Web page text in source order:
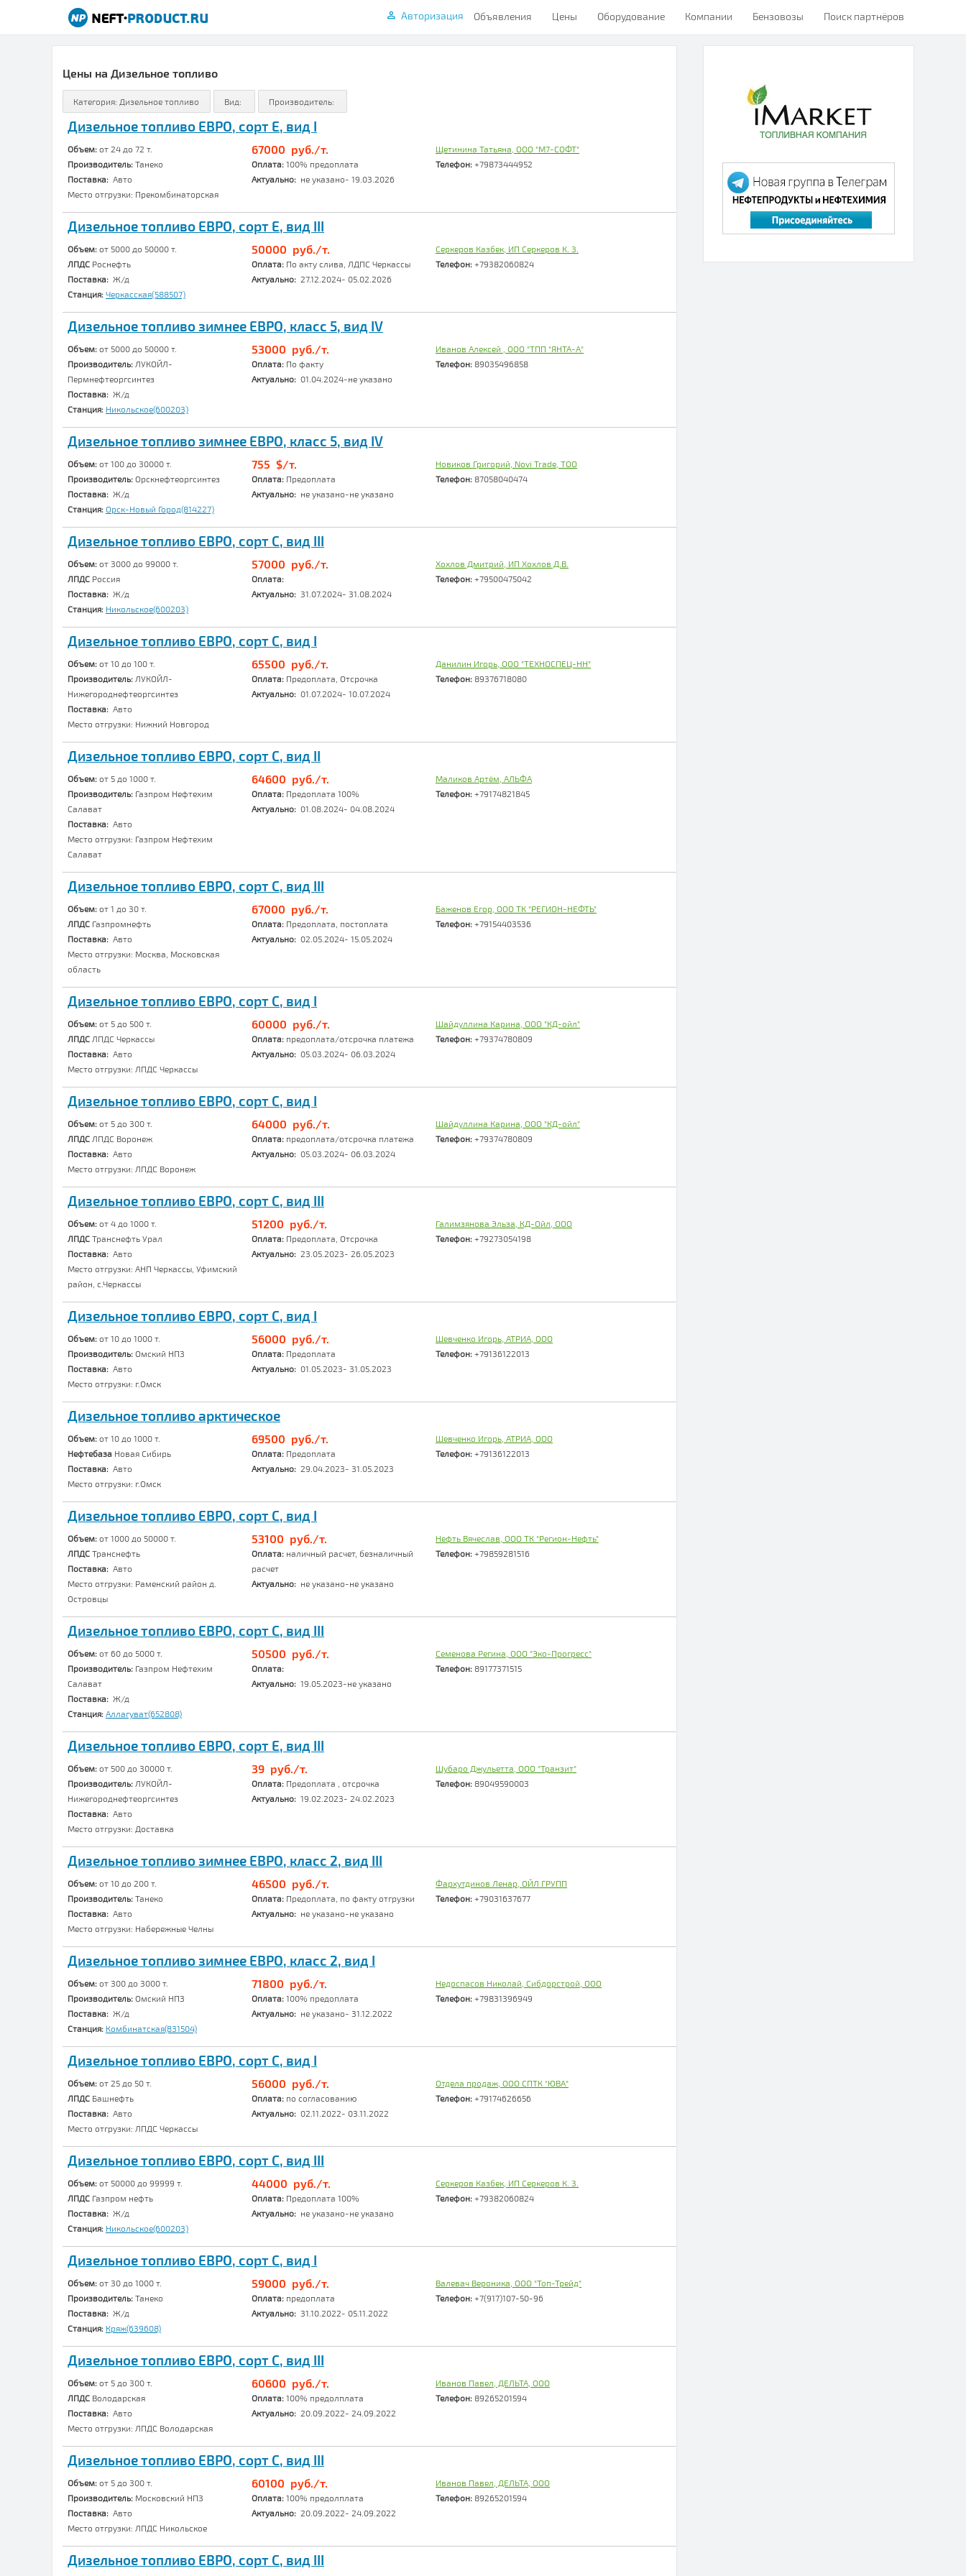
Объявления Цены Оборудование Компании Бензовозы Поиск партнёров
Авторизация
Цены на Дизельное топливо
Дизельное топливо ЕВРО, сорт E, вид I
Объем: от 24 до 72 т.
Производитель: Танеко
Поставка: Авто
Место отгрузки: Прекомбинаторская
67000 руб./т.
Оплата: 100% предоплата
Актуально: не указано- 19.03.2026
Щетинина Татьяна, ООО "М7-СОФТ"
Телефон: +79873444952
Дизельное топливо ЕВРО, сорт E, вид III
Объем: от 5000 до 50000 т.
ЛПДС Роснефть
Поставка: Ж/д
Станция: Черкасская(588507)
50000 руб./т.
Оплата: По акту слива, ЛДПС Черкассы
Актуально: 27.12.2024- 05.02.2026
Серкеров Казбек, ИП Серкеров К. З.
Телефон: +79382060824
Дизельное топливо зимнее ЕВРО, класс 5, вид IV
Объем: от 5000 до 50000 т.
Производитель: ЛУКОЙЛ-
Пермнефтеоргсинтез
Поставка: Ж/д
Станция: Никольское(600203)
53000 руб./т.
Оплата: По факту
Актуально: 01.04.2024-не указано
Иванов Алексей , ООО "ТПП "ЯНТА-А"
Телефон: 89035496858
Дизельное топливо зимнее ЕВРО, класс 5, вид IV
Объем: от 100 до 30000 т.
Производитель: Орскнефтеоргсинтез
Поставка: Ж/д
Станция: Орск-Новый Город(814227)
755 $/т.
Оплата: Предоплата
Актуально: не указано-не указано
Новиков Григорий, Novi Trade, ТОО
Телефон: 87058040474
Дизельное топливо ЕВРО, сорт C, вид III
Объем: от 3000 до 99000 т.
ЛПДС Россия
Поставка: Ж/д
Станция: Никольское(600203)
57000 руб./т.
Оплата:
Актуально: 31.07.2024- 31.08.2024
Хохлов Дмитрий, ИП Хохлов Д.В.
Телефон: +79500475042
Дизельное топливо ЕВРО, сорт C, вид I
Объем: от 10 до 100 т.
Производитель: ЛУКОЙЛ-
Нижегороднефтеоргсинтез
Поставка: Авто
Место отгрузки: Нижний Новгород
65500 руб./т.
Оплата: Предоплата, Отсрочка
Актуально: 01.07.2024- 10.07.2024
Данилин Игорь, ООО "ТЕХНОСПЕЦ-НН"
Телефон: 89376718080
Дизельное топливо ЕВРО, сорт C, вид II
Объем: от 5 до 1000 т.
Производитель: Газпром Нефтехим
Салават
Поставка: Авто
Место отгрузки: Газпром Нефтехим
Салават
64600 руб./т.
Оплата: Предоплата 100%
Актуально: 01.08.2024- 04.08.2024
Маликов Артём, АЛЬФА
Телефон: +79174821845
Дизельное топливо ЕВРО, сорт C, вид III
Объем: от 1 до 30 т.
ЛПДС Газпромнефть
Поставка: Авто
Место отгрузки: Москва, Московская
область
67000 руб./т.
Оплата: Предоплата, постоплата
Актуально: 02.05.2024- 15.05.2024
Баженов Егор, ООО ТК "РЕГИОН-НЕФТЬ"
Телефон: +79154403536
Дизельное топливо ЕВРО, сорт C, вид I
Объем: от 5 до 500 т.
ЛПДС ЛПДС Черкассы
Поставка: Авто
Место отгрузки: ЛПДС Черкассы
60000 руб./т.
Оплата: предоплата/отсрочка платежа
Актуально: 05.03.2024- 06.03.2024
Шайдуллина Карина, ООО "КД-ойл"
Телефон: +79374780809
Дизельное топливо ЕВРО, сорт C, вид I
Объем: от 5 до 300 т.
ЛПДС ЛПДС Воронеж
Поставка: Авто
Место отгрузки: ЛПДС Воронеж
64000 руб./т.
Оплата: предоплата/отсрочка платежа
Актуально: 05.03.2024- 06.03.2024
Шайдуллина Карина, ООО "КД-ойл"
Телефон: +79374780809
Дизельное топливо ЕВРО, сорт C, вид III
Объем: от 4 до 1000 т.
ЛПДС Транснефть Урал
Поставка: Авто
Место отгрузки: АНП Черкассы, Уфимский
район, с.Черкассы
51200 руб./т.
Оплата: Предоплата, Отсрочка
Актуально: 23.05.2023- 26.05.2023
Галимзянова Эльза, КД-Ойл, ООО
Телефон: +79273054198
Дизельное топливо ЕВРО, сорт C, вид I
Объем: от 10 до 1000 т.
Производитель: Омский НПЗ
Поставка: Авто
Место отгрузки: г.Омск
56000 руб./т.
Оплата: Предоплата
Актуально: 01.05.2023- 31.05.2023
Шевченко Игорь, АТРИА, ООО
Телефон: +79136122013
Дизельное топливо арктическое
Объем: от 10 до 1000 т.
Нефтебаза Новая Сибирь
Поставка: Авто
Место отгрузки: г.Омск
69500 руб./т.
Оплата: Предоплата
Актуально: 29.04.2023- 31.05.2023
Шевченко Игорь, АТРИА, ООО
Телефон: +79136122013
Дизельное топливо ЕВРО, сорт C, вид I
Объем: от 1000 до 50000 т.
ЛПДС Транснефть
Поставка: Авто
Место отгрузки: Раменский район д.
Островцы
53100 руб./т.
Оплата: наличный расчет, безналичный
расчет
Актуально: не указано-не указано
Нефть Вячеслав, ООО ТК "Регион-Нефть"
Телефон: +79859281516
Дизельное топливо ЕВРО, сорт C, вид III
Объем: от 60 до 5000 т.
Производитель: Газпром Нефтехим
Салават
Поставка: Ж/д
Станция: Аллагуват(652808)
50500 руб./т.
Оплата:
Актуально: 19.05.2023-не указано
Семенова Регина, ООО "Эко-Прогресс"
Телефон: 89177371515
Дизельное топливо ЕВРО, сорт E, вид III
Объем: от 500 до 30000 т.
Производитель: ЛУКОЙЛ-
Нижегороднефтеоргсинтез
Поставка: Авто
Место отгрузки: Доставка
39 руб./т.
Оплата: Предоплата , отсрочка
Актуально: 19.02.2023- 24.02.2023
Шубаро Джульетта, ООО "Транзит"
Телефон: 89049590003
Дизельное топливо зимнее ЕВРО, класс 2, вид III
Объем: от 10 до 200 т.
Производитель: Танеко
Поставка: Авто
Место отгрузки: Набережные Челны
46500 руб./т.
Оплата: Предоплата, по факту отгрузки
Актуально: не указано-не указано
Фархутдинов Ленар, ОЙЛ ГРУПП
Телефон: +79031637677
Дизельное топливо зимнее ЕВРО, класс 2, вид I
Объем: от 300 до 3000 т.
Производитель: Омский НПЗ
Поставка: Ж/д
Станция: Комбинатская(831504)
71800 руб./т.
Оплата: 100% предоплата
Актуально: не указано- 31.12.2022
Недоспасов Николай, Сибдорстрой, ООО
Телефон: +79831396949
Дизельное топливо ЕВРО, сорт C, вид I
Объем: от 25 до 50 т.
ЛПДС Башнефть
Поставка: Авто
Место отгрузки: ЛПДС Черкассы
56000 руб./т.
Оплата: по согласованию
Актуально: 02.11.2022- 03.11.2022
Отдела продаж, ООО СПТК "ЮВА"
Телефон: +79174626656
Дизельное топливо ЕВРО, сорт C, вид III
Объем: от 50000 до 99999 т.
ЛПДС Газпром нефть
Поставка: Ж/д
Станция: Никольское(600203)
44000 руб./т.
Оплата: Предоплата 100%
Актуально: не указано-не указано
Серкеров Казбек, ИП Серкеров К. З.
Телефон: +79382060824
Дизельное топливо ЕВРО, сорт C, вид I
Объем: от 30 до 1000 т.
Производитель: Танеко
Поставка: Ж/д
Станция: Кряж(639608)
59000 руб./т.
Оплата: предоплата
Актуально: 31.10.2022- 05.11.2022
Валевач Вероника, ООО "Топ-Трейд"
Телефон: +7(917)107-50-96
Дизельное топливо ЕВРО, сорт C, вид III
Объем: от 5 до 300 т.
ЛПДС Володарская
Поставка: Авто
Место отгрузки: ЛПДС Володарская
60600 руб./т.
Оплата: 100% предолплата
Актуально: 20.09.2022- 24.09.2022
Иванов Павел, ДЕЛЬТА, ООО
Телефон: 89265201594
Дизельное топливо ЕВРО, сорт C, вид III
Объем: от 5 до 300 т.
Производитель: Московский НПЗ
Поставка: Авто
Место отгрузки: ЛПДС Никольское
60100 руб./т.
Оплата: 100% предолплата
Актуально: 20.09.2022- 24.09.2022
Иванов Павел, ДЕЛЬТА, ООО
Телефон: 89265201594
Дизельное топливо ЕВРО, сорт C, вид III